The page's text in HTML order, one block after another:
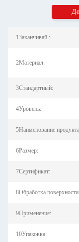
1Заканчивай.:
2Материал:
3Стандартный:
4Уровень:
5Наименование
6Размер:
7Сертификат:
8Обработка
9Применение:
10Упаковка: